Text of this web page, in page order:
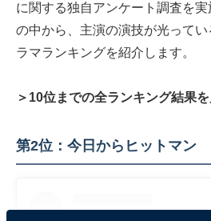
に関する独自アンケート調査を
の中から、主演の演技が光って
ラマランキングを紹介します。
＞10位までの全ランキング結果
第2位：今日からヒットマン